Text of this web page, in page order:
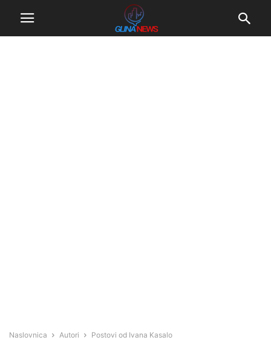
Naslovnica Autori Postovi od Ivana Kasalo